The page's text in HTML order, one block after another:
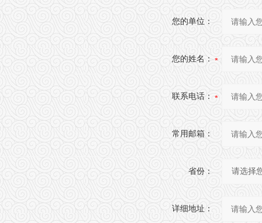
您的单位：
您的姓名：
联系电话：
常用邮箱：
省份：
详细地址：